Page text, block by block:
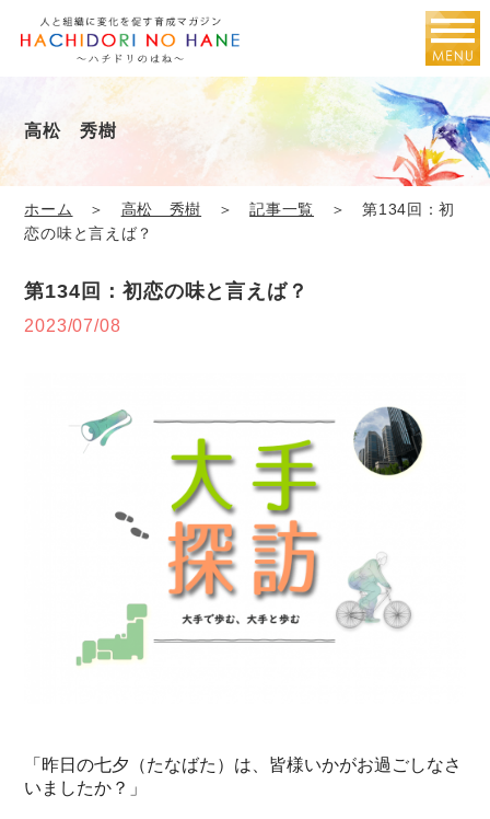
高松 秀樹
ホーム ＞ 高松 秀樹 ＞記事一覧 ＞ 第134回：初
恋の味と言えば？
第134回：初恋の味と言えば？
2023/07/08
「昨日の七夕（たなばた）は、皆様いかがお過ごしなさ
いましたか？」